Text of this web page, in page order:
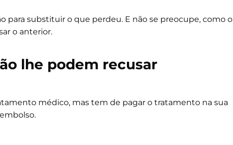
para substituir o que perdeu. E não se preocupe, como o
o anterior.
lhe podem recusar
médico, mas tem de pagar o tratamento na sua